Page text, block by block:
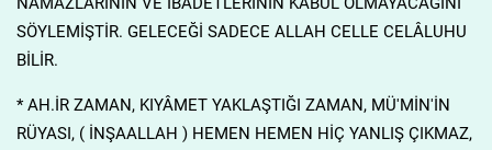
SÖYLEMİŞTİR. GELECEĞİ SADECE ALLAH CELLE CELÂLUHU
BİLİR.
* AH.İR ZAMAN, KIYÂMET YAKLAŞTIĞI ZAMAN, MÜ'MİN'İN
RÜYASI, ( İNŞAALLAH ) HEMEN HEMEN HİÇ YANLIŞ ÇIKMAZ,